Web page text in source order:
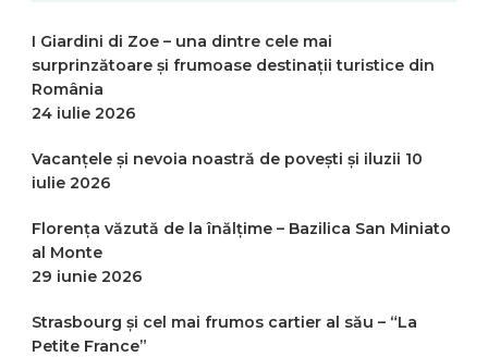
I Giardini di Zoe – una dintre cele mai
surprinzătoare și frumoase destinații turistice din
România
24 iulie 2026
Vacanțele și nevoia noastră de povești și iluzii 10
iulie 2026
Florența văzută de la înălțime – Bazilica San Miniato
al Monte
29 iunie 2026
Strasbourg și cel mai frumos cartier al său – “La
Petite France”